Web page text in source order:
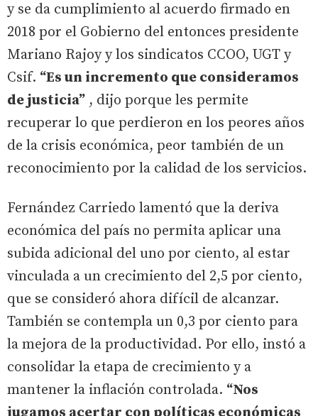
y se da cumplimiento al acuerdo firmado en
2018 por el Gobierno del entonces presidente
Mariano Rajoy y los sindicatos CCOO, UGT y
Csif. “Es un incremento que consideramos
de justicia” , dijo porque les permite
recuperar lo que perdieron en los peores años
de la crisis económica, peor también de un
reconocimiento por la calidad de los servicios.
Fernández Carriedo lamentó que la deriva
económica del país no permita aplicar una
subida adicional del uno por ciento, al estar
vinculada a un crecimiento del 2,5 por ciento,
que se consideró ahora difícil de alcanzar.
También se contempla un 0,3 por ciento para
la mejora de la productividad. Por ello, instó a
consolidar la etapa de crecimiento y a
mantener la inflación controlada. “Nos